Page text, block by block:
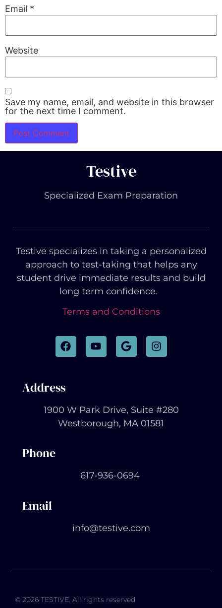
Email *
Website
Save my name, email, and website in this browser
for the next time I comment.
Testive
Specialized Exam Preparation
Testive specializes in taking a personalized
approach to test-taking that helps any
student drive immediate results and build
long term confidence.
Terms and Conditions
Address
1900 W Park Drive, Suite #280
Westborough, MA 01581
Phone
617-936-0694
Email
info@testive.com
© 2026 TESTIVE. All rights reserved